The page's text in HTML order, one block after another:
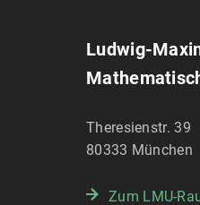
Ludwig-
Theresienstr. 39
80333 München
Zum LMU-